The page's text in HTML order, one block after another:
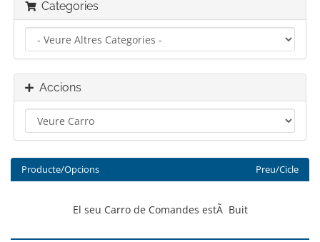
Categories
Accions
Producte/Opcions Preu/Cicle
El seu Carro de Comandes estÃ Buit